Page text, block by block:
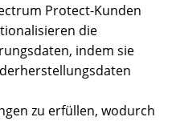
Protect-Kunden
die
indem sie
zu erfüllen, wodurch